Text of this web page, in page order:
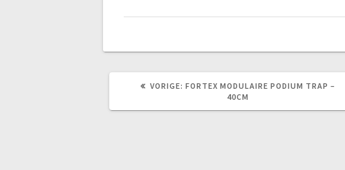
VORIGE: VORIG
FORTEX MODULAIRE PODIUM TRAP –
40CM